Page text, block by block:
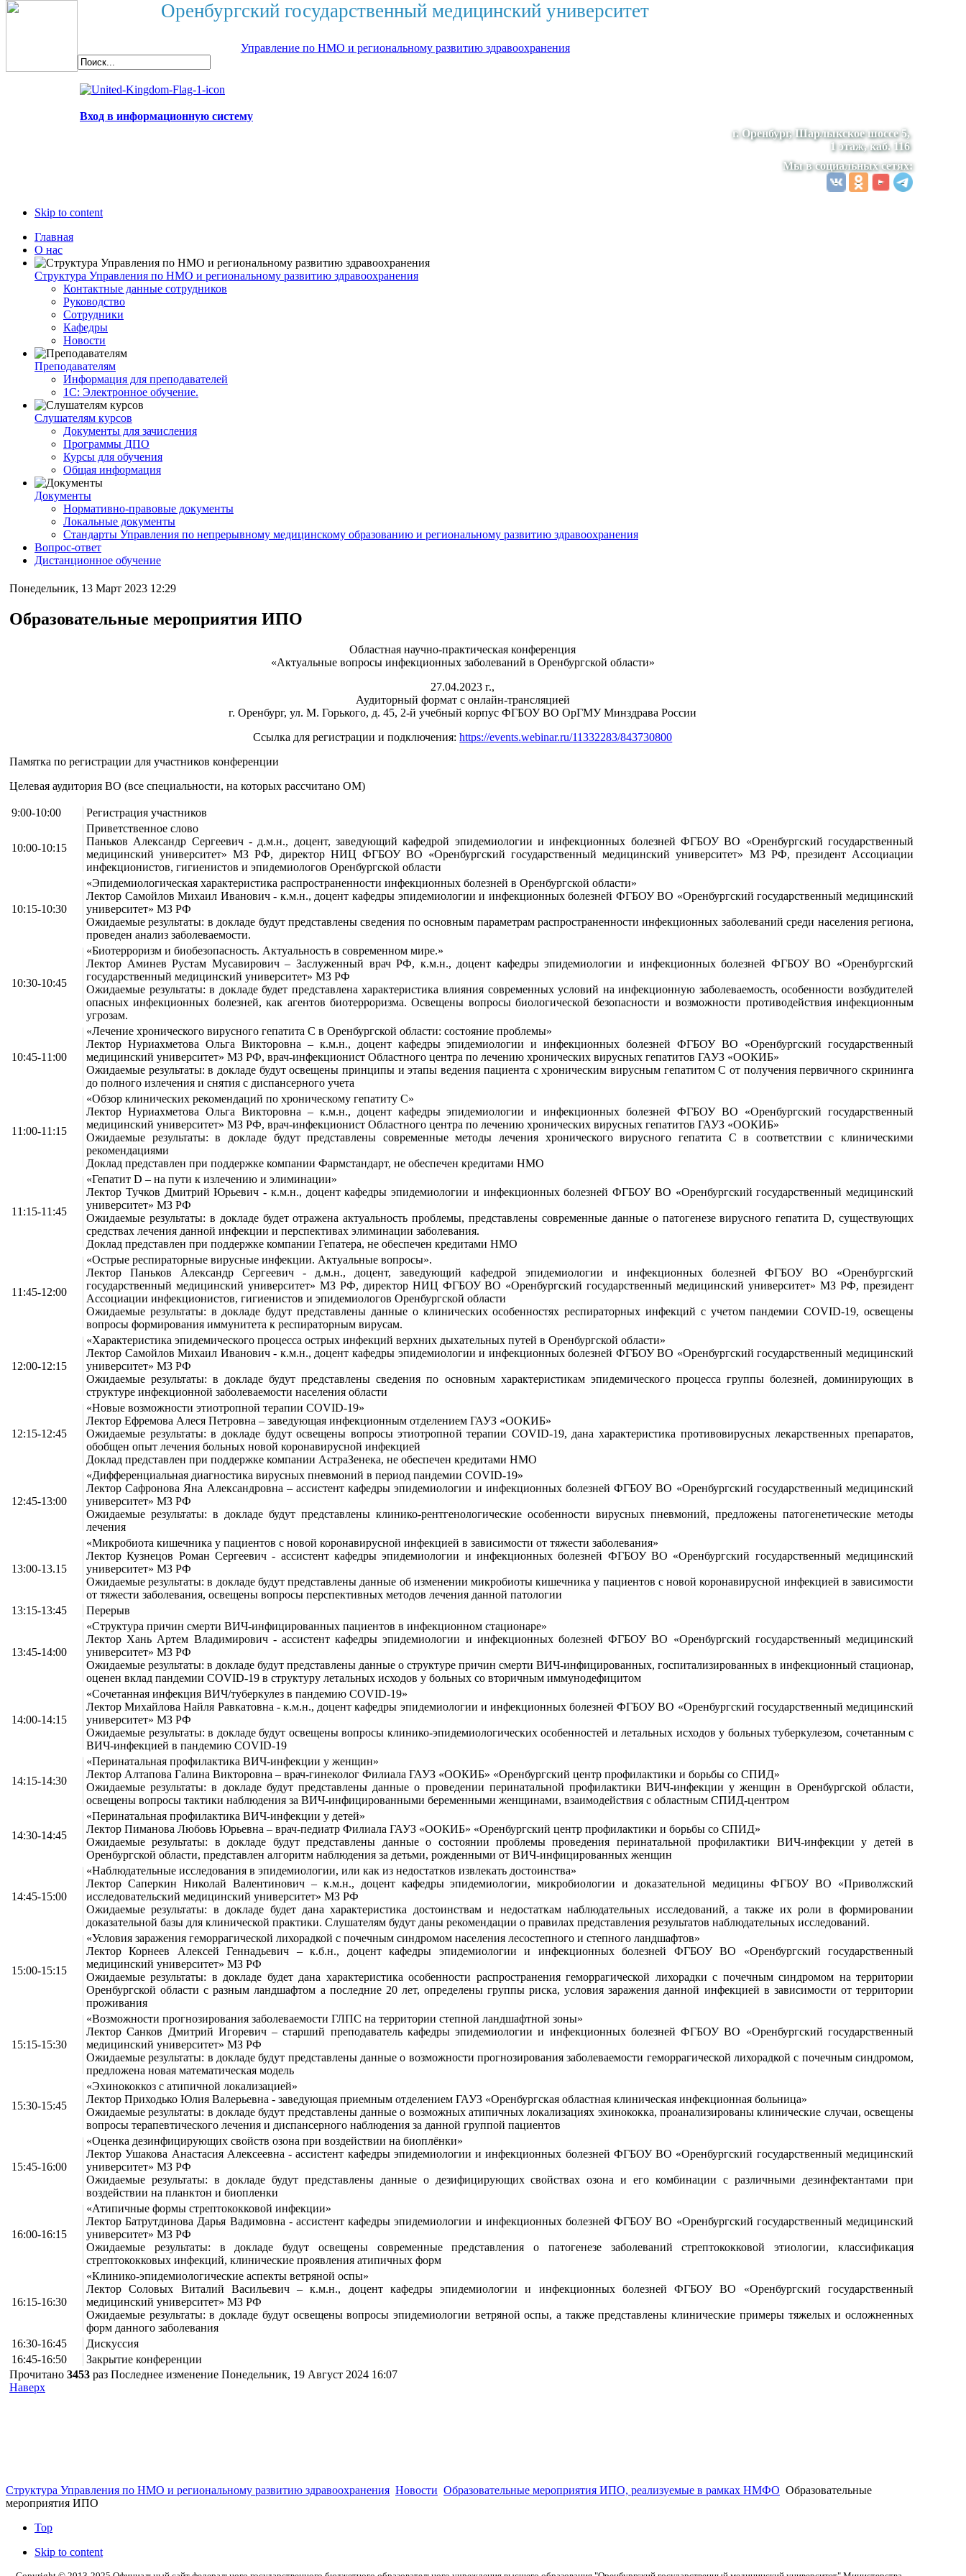
Оренбургский государственный медицинский университет
Управление по НМО и региональному развитию здравоохранения
Вход в информационную систему
г. Оренбург, Шарлыкское шоссе 5,
1 этаж, каб. 116
Мы в социальных сетях:
Skip to content
Главная
О нас
Структура Управления по НМО и региональному развитию здравоохранения
Контактные данные сотрудников
Руководство
Сотрудники
Кафедры
Новости
Преподавателям
Информация для преподавателей
1С: Электронное обучение.
Слушателям курсов
Документы для зачисления
Программы ДПО
Курсы для обучения
Общая информация
Документы
Нормативно-правовые документы
Локальные документы
Стандарты Управления по непрерывному медицинскому образованию и региональному развитию здравоохранения
Вопрос-ответ
Дистанционное обучение
Понедельник, 13 Март 2023 12:29
Образовательные мероприятия ИПО
Областная научно-практическая конференция
«Актуальные вопросы инфекционных заболеваний в Оренбургской области»
27.04.2023 г.,
Аудиторный формат с онлайн-трансляцией
г. Оренбург, ул. М. Горького, д. 45, 2-й учебный корпус ФГБОУ ВО ОрГМУ Минздрава России
Ссылка для регистрации и подключения:https://events.webinar.ru/11332283/843730800
Памятка по регистрации для участников конференции
Целевая аудитория ВО (все специальности, на которых рассчитано ОМ)
9:00-10:00 Регистрация участников
10:00-10:15
Приветственное слово
Паньков Александр Сергеевич - д.м.н., доцент, заведующий кафедрой эпидемиологии и инфекционных болезней ФГБОУ ВО «Оренбургский государственный
медицинский университет» МЗ РФ, директор НИЦ ФГБОУ ВО «Оренбургский государственный медицинский университет» МЗ РФ, президент Ассоциации
инфекционистов, гигиенистов и эпидемиологов Оренбургской области
10:15-10:30
«Эпидемиологическая характеристика распространенности инфекционных болезней в Оренбургской области»
Лектор Самойлов Михаил Иванович - к.м.н., доцент кафедры эпидемиологии и инфекционных болезней ФГБОУ ВО «Оренбургский государственный медицинский
университет» МЗ РФ
Ожидаемые результаты: в докладе будут представлены сведения по основным параметрам распространенности инфекционных заболеваний среди населения региона,
проведен анализ заболеваемости.
10:30-10:45
«Биотерроризм и биобезопасность. Актуальность в современном мире.»
Лектор Аминев Рустам Мусавирович – Заслуженный врач РФ, к.м.н., доцент кафедры эпидемиологии и инфекционных болезней ФГБОУ ВО «Оренбургский
государственный медицинский университет» МЗ РФ
Ожидаемые результаты: в докладе будет представлена характеристика влияния современных условий на инфекционную заболеваемость, особенности возбудителей
опасных инфекционных болезней, как агентов биотерроризма. Освещены вопросы биологической безопасности и возможности противодействия инфекционным
угрозам.
10:45-11:00
«Лечение хронического вирусного гепатита С в Оренбургской области: состояние проблемы»
Лектор Нуриахметова Ольга Викторовна – к.м.н., доцент кафедры эпидемиологии и инфекционных болезней ФГБОУ ВО «Оренбургский государственный
медицинский университет» МЗ РФ, врач-инфекционист Областного центра по лечению хронических вирусных гепатитов ГАУЗ «ООКИБ»
Ожидаемые результаты: в докладе будут освещены принципы и этапы ведения пациента с хроническим вирусным гепатитом С от получения первичного скрининга
до полного излечения и снятия с диспансерного учета
11:00-11:15
«Обзор клинических рекомендаций по хроническому гепатиту С»
Лектор Нуриахметова Ольга Викторовна – к.м.н., доцент кафедры эпидемиологии и инфекционных болезней ФГБОУ ВО «Оренбургский государственный
медицинский университет» МЗ РФ, врач-инфекционист Областного центра по лечению хронических вирусных гепатитов ГАУЗ «ООКИБ»
Ожидаемые результаты: в докладе будут представлены современные методы лечения хронического вирусного гепатита С в соответствии с клиническими
рекомендациями
Доклад представлен при поддержке компании Фармстандарт, не обеспечен кредитами НМО
11:15-11:45
«Гепатит D – на пути к излечению и элиминации»
Лектор Тучков Дмитрий Юрьевич - к.м.н., доцент кафедры эпидемиологии и инфекционных болезней ФГБОУ ВО «Оренбургский государственный медицинский
университет» МЗ РФ
Ожидаемые результаты: в докладе будет отражена актуальность проблемы, представлены современные данные о патогенезе вирусного гепатита D, существующих
средствах лечения данной инфекции и перспективах элиминации заболевания.
Доклад представлен при поддержке компании Гепатера, не обеспечен кредитами НМО
11:45-12:00
«Острые респираторные вирусные инфекции. Актуальные вопросы».
Лектор Паньков Александр Сергеевич - д.м.н., доцент, заведующий кафедрой эпидемиологии и инфекционных болезней ФГБОУ ВО «Оренбургский
государственный медицинский университет» МЗ РФ, директор НИЦ ФГБОУ ВО «Оренбургский государственный медицинский университет» МЗ РФ, президент
Ассоциации инфекционистов, гигиенистов и эпидемиологов Оренбургской области
Ожидаемые результаты: в докладе будут представлены данные о клинических особенностях респираторных инфекций с учетом пандемии COVID-19, освещены
вопросы формирования иммунитета к респираторным вирусам.
12:00-12:15
«Характеристика эпидемического процесса острых инфекций верхних дыхательных путей в Оренбургской области»
Лектор Самойлов Михаил Иванович - к.м.н., доцент кафедры эпидемиологии и инфекционных болезней ФГБОУ ВО «Оренбургский государственный медицинский
университет» МЗ РФ
Ожидаемые результаты: в докладе будут представлены сведения по основным характеристикам эпидемического процесса группы болезней, доминирующих в
структуре инфекционной заболеваемости населения области
12:15-12:45
«Новые возможности этиотропной терапии COVID-19»
Лектор Ефремова Алеся Петровна – заведующая инфекционным отделением ГАУЗ «ООКИБ»
Ожидаемые результаты: в докладе будут освещены вопросы этиотропной терапии COVID-19, дана характеристика противовирусных лекарственных препаратов,
обобщен опыт лечения больных новой коронавирусной инфекцией
Доклад представлен при поддержке компании АстраЗенека, не обеспечен кредитами НМО
12:45-13:00
«Дифференциальная диагностика вирусных пневмоний в период пандемии COVID-19»
Лектор Сафронова Яна Александровна – ассистент кафедры эпидемиологии и инфекционных болезней ФГБОУ ВО «Оренбургский государственный медицинский
университет» МЗ РФ
Ожидаемые результаты: в докладе будут представлены клинико-рентгенологические особенности вирусных пневмоний, предложены патогенетические методы
лечения
13:00-13.15
«Микробиота кишечника у пациентов с новой коронавирусной инфекцией в зависимости от тяжести заболевания»
Лектор Кузнецов Роман Сергеевич - ассистент кафедры эпидемиологии и инфекционных болезней ФГБОУ ВО «Оренбургский государственный медицинский
университет» МЗ РФ
Ожидаемые результаты: в докладе будут представлены данные об изменении микробиоты кишечника у пациентов с новой коронавирусной инфекцией в зависимости
от тяжести заболевания, освещены вопросы перспективных методов лечения данной патологии
13:15-13:45
Перерыв
13:45-14:00
«Структура причин смерти ВИЧ-инфицированных пациентов в инфекционном стационаре»
Лектор Хань Артем Владимирович - ассистент кафедры эпидемиологии и инфекционных болезней ФГБОУ ВО «Оренбургский государственный медицинский
университет» МЗ РФ
Ожидаемые результаты: в докладе будут представлены данные о структуре причин смерти ВИЧ-инфицированных, госпитализированных в инфекционный стационар,
оценен вклад пандемии COVID-19 в структуру летальных исходов у больных со вторичным иммунодефицитом
14:00-14:15
«Сочетанная инфекция ВИЧ/туберкулез в пандемию COVID-19»
Лектор Михайлова Найля Равкатовна - к.м.н., доцент кафедры эпидемиологии и инфекционных болезней ФГБОУ ВО «Оренбургский государственный медицинский
университет» МЗ РФ
Ожидаемые результаты: в докладе будут освещены вопросы клинико-эпидемиологических особенностей и летальных исходов у больных туберкулезом, сочетанным с
ВИЧ-инфекцией в пандемию COVID-19
14:15-14:30
«Перинатальная профилактика ВИЧ-инфекции у женщин»
Лектор Алтапова Галина Викторовна – врач-гинеколог Филиала ГАУЗ «ООКИБ» «Оренбургский центр профилактики и борьбы со СПИД»
Ожидаемые результаты: в докладе будут представлены данные о проведении перинатальной профилактики ВИЧ-инфекции у женщин в Оренбургской области,
освещены вопросы тактики наблюдения за ВИЧ-инфицированными беременными женщинами, взаимодействия с областным СПИД-центром
14:30-14:45
«Перинатальная профилактика ВИЧ-инфекции у детей»
Лектор Пиманова Любовь Юрьевна – врач-педиатр Филиала ГАУЗ «ООКИБ» «Оренбургский центр профилактики и борьбы со СПИД»
Ожидаемые результаты: в докладе будут представлены данные о состоянии проблемы проведения перинатальной профилактики ВИЧ-инфекции у детей в
Оренбургской области, представлен алгоритм наблюдения за детьми, рожденными от ВИЧ-инфицированных женщин
14:45-15:00
«Наблюдательные исследования в эпидемиологии, или как из недостатков извлекать достоинства»
Лектор Саперкин Николай Валентинович – к.м.н., доцент кафедры эпидемиологии, микробиологии и доказательной медицины ФГБОУ ВО «Приволжский
исследовательский медицинский университет» МЗ РФ
Ожидаемые результаты: в докладе будет дана характеристика достоинствам и недостаткам наблюдательных исследований, а также их роли в формировании
доказательной базы для клинической практики. Слушателям будут даны рекомендации о правилах представления результатов наблюдательных исследований.
15:00-15:15
«Условия заражения геморрагической лихорадкой с почечным синдромом населения лесостепного и степного ландшафтов»
Лектор Корнеев Алексей Геннадьевич – к.б.н., доцент кафедры эпидемиологии и инфекционных болезней ФГБОУ ВО «Оренбургский государственный
медицинский университет» МЗ РФ
Ожидаемые результаты: в докладе будет дана характеристика особенности распространения геморрагической лихорадки с почечным синдромом на территории
Оренбургской области с разным ландшафтом а последние 20 лет, определены группы риска, условия заражения данной инфекцией в зависимости от территории
проживания
15:15-15:30
«Возможности прогнозирования заболеваемости ГЛПС на территории степной ландшафтной зоны»
Лектор Санков Дмитрий Игоревич – старший преподаватель кафедры эпидемиологии и инфекционных болезней ФГБОУ ВО «Оренбургский государственный
медицинский университет» МЗ РФ
Ожидаемые результаты: в докладе будут представлены данные о возможности прогнозирования заболеваемости геморрагической лихорадкой с почечным синдромом,
предложена новая математическая модель
15:30-15:45
«Эхинококкоз с атипичной локализацией»
Лектор Приходько Юлия Валерьевна - заведующая приемным отделением ГАУЗ «Оренбургская областная клиническая инфекционная больница»
Ожидаемые результаты: в докладе будут представлены данные о возможных атипичных локализациях эхинококка, проанализированы клинические случаи, освещены
вопросы терапевтического лечения и диспансерного наблюдения за данной группой пациентов
15:45-16:00
«Оценка дезинфицирующих свойств озона при воздействии на биоплёнки»
Лектор Ушакова Анастасия Алексеевна - ассистент кафедры эпидемиологии и инфекционных болезней ФГБОУ ВО «Оренбургский государственный медицинский
университет» МЗ РФ
Ожидаемые результаты: в докладе будут представлены данные о дезифицирующих свойствах озона и его комбинации с различными дезинфектантами при
воздействии на планктон и биопленки
16:00-16:15
«Атипичные формы стрептококковой инфекции»
Лектор Батрутдинова Дарья Вадимовна - ассистент кафедры эпидемиологии и инфекционных болезней ФГБОУ ВО «Оренбургский государственный медицинский
университет» МЗ РФ
Ожидаемые результаты: в докладе будут освещены современные представления о патогенезе заболеваний стрептококковой этиологии, классификация
стрептококковых инфекций, клинические проявления атипичных форм
16:15-16:30
«Клинико-эпидемиологические аспекты ветряной оспы»
Лектор Соловых Виталий Васильевич – к.м.н., доцент кафедры эпидемиологии и инфекционных болезней ФГБОУ ВО «Оренбургский государственный
медицинский университет» МЗ РФ
Ожидаемые результаты: в докладе будут освещены вопросы эпидемиологии ветряной оспы, а также представлены клинические примеры тяжелых и осложненных
форм данного заболевания
16:30-16:45
Дискуссия
16:45-16:50
Закрытие конференции
Прочитано 3453 раз Последнее изменение Понедельник, 19 Август 2024 16:07
Наверх
Структура Управления по НМО и региональному развитию здравоохранения Новости Образовательные мероприятия ИПО, реализуемые в рамках НМФО Образовательные
мероприятия ИПО
Top
Skip to content